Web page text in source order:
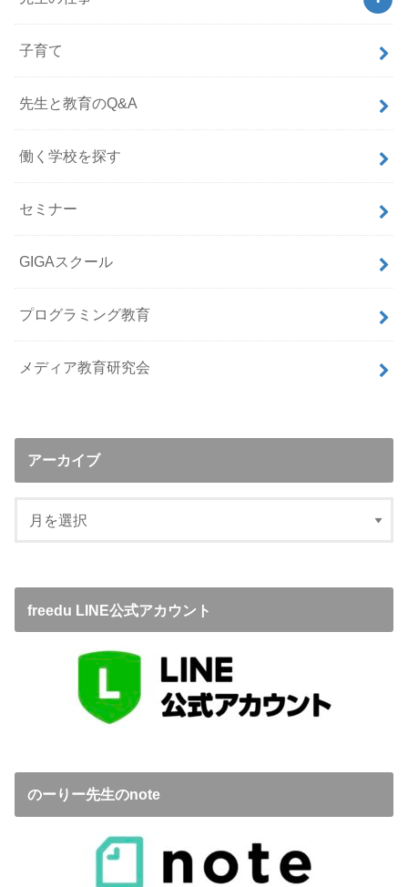
子育て
先生と教育のQ&A
働く学校を探す
セミナー
GIGAスクール
プログラミング教育
メディア教育研究会
アーカイブ
freedu LINE公式アカウント
のーりー先生のnote